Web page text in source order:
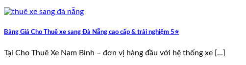
Bảng Giá Cho Thuê xe sang Đà Nẵng cao cấp & trải nghiệm 5⭐
Tại Cho Thuê Xe Nam Bình – đơn vị hàng đầu với hệ thống xe [...]